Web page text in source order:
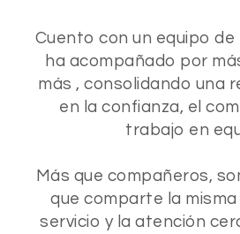
Cuento con un equipo
ha acompañado por
más , consolidando una
en la confianza, el
trabajo en
Más que compañeros,
que comparte la misma
servicio y la atención